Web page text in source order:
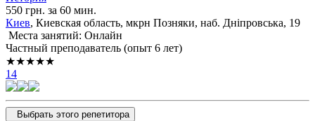
550 грн. за 60 мин.
Киев, Киевская область, мкрн Позняки, наб. Дніпровська, 19
Места занятий: Онлайн
Частный преподаватель (опыт 6 лет)
★★★★★
14
Выбрать этого репетитора